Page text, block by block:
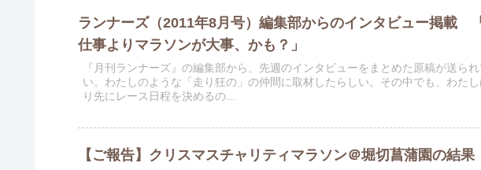
ランナーズ（2011年8月号）編集部からのインタビュー掲載
仕事よりマラソンが大事、かも？」
『月刊ランナーズ』の編集部から、先週のインタビューをまとめた原稿が送ら
い。わたしのような「走り狂の」の仲間に取材したらしい。その中でも、わた
り先にレース日程を決めるの...
【ご報告】クリスマスチャリティマラソン＠堀切菖蒲園の結果